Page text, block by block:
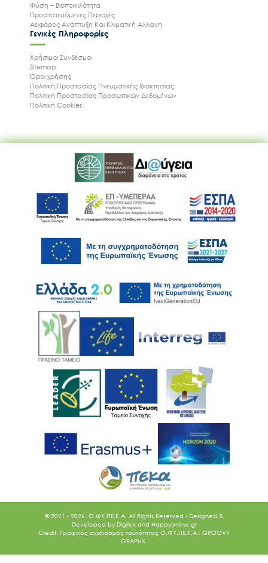
Φύση – Βιοποικιλότητα
Προστατευόμενες Περιοχές
Αειφόρος Ανάπτυξη Και Κλιματική Αλλαγή
Γενικές Πληροφορίες
Χρήσιμοι Συνδέσμοι
Sitemap
Όροι χρήσης
Πολιτική Προστασίας Πνευματικής Ιδιοκτησίας
Πολιτική Προστασίας Προσωπικών Δεδομένων
Πολιτική Cookies
© 2021 - 2026. O.ΦΥ.ΠΕ.Κ.Α. All Rights Reserved - Designed &
Developed by Digilex and Happyonline.gr
Credit: Γραφικός σχεδιασμός ταυτότητας Ο.ΦΥ.ΠΕ.Κ.Α.: GROOVY
GRAPHX.